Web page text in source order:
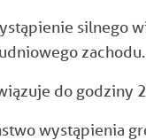
silnego
zachodu.
do godziny
wystąpienia